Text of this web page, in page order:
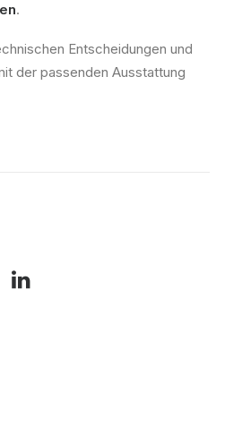
.
Entscheidungen und
der passenden Ausstattung